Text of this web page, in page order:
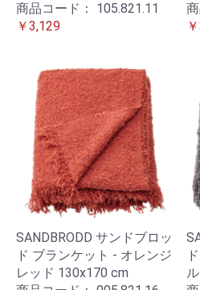
商品コード： 105.821.11
￥3,129
SANDBRODD サンドブロッ
ド ブランケット - オレンジ
レッド 130x170 cm